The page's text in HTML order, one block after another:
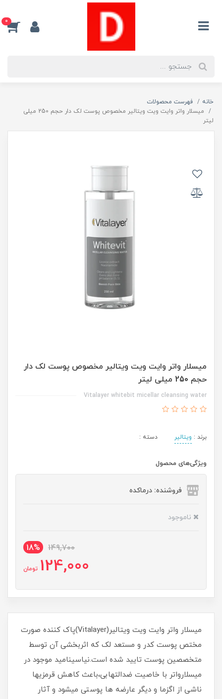
0
خانه
فهرست محصولات
میسلار واتر وایت ویت ویتالیر مخصوص پوست لک دار حجم 250 میلی
لیتر
میسلار واتر وایت ویت ویتالیر مخصوص پوست لک دار
حجم 250 میلی لیتر
Vitalayer whitebit micellar cleansing water
برند : ویتالیر دسته :
ویژگی‌های محصول
فروشنده: درماکده
ناموجود
149,700
18%
124,000 تومان
میسلار واتر وایت ویت ویتالیر(Vitalayer)پاک کننده صورت
مختص پوست کدر و مستعد لک که اثربخشی آن توسط
متخصصین پوست تایید شده است.نیاسینامید موجود در
میسلارواتر با خاصیت ضدالتهابی،باعث کاهش قرمزیها
ناشی از اگزما و دیگر عارضه ها پوستی میشود و آثار